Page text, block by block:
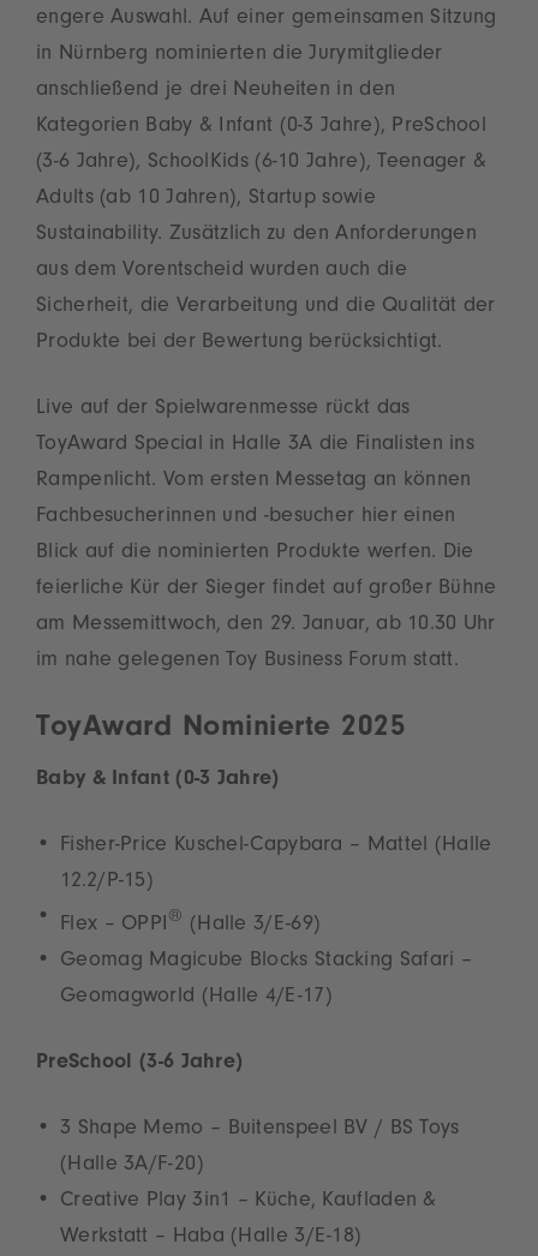
engere Auswahl. Auf einer gemeinsamen Sitzung
in Nürnberg nominierten die Jurymitglieder
anschließend je drei Neuheiten in den
Kategorien Baby & Infant (0-3 Jahre), PreSchool
(3-6 Jahre), SchoolKids (6-10 Jahre), Teenager &
Adults (ab 10 Jahren), Startup sowie
Sustainability. Zusätzlich zu den Anforderungen
aus dem Vorentscheid wurden auch die
Sicherheit, die Verarbeitung und die Qualität der
Produkte bei der Bewertung berücksichtigt.
Live auf der Spielwarenmesse rückt das
ToyAward Special in Halle 3A die Finalisten ins
Rampenlicht. Vom ersten Messetag an können
Fachbesucherinnen und -besucher hier einen
Blick auf die nominierten Produkte werfen. Die
feierliche Kür der Sieger findet auf großer Bühne
am Messemittwoch, den 29. Januar, ab 10.30 Uhr
im nahe gelegenen Toy Business Forum statt.
ToyAward Nominierte 2025
Baby & Infant (0-3 Jahre)
Fisher-Price Kuschel-Capybara – Mattel (Halle
12.2/P-15)
Flex – OPPI ® (Halle 3/E-69)
Geomag Magicube Blocks Stacking Safari –
Geomagworld (Halle 4/E-17)
PreSchool (3-6 Jahre)
3 Shape Memo – Buitenspeel BV / BS Toys
(Halle 3A/F-20)
Creative Play 3in1 – Küche, Kaufladen &
Werkstatt – Haba (Halle 3/E-18)